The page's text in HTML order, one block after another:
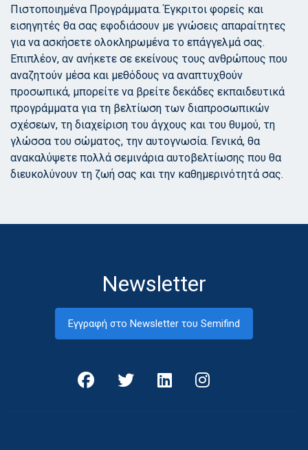
Πιστοποιημένα Προγράμματα. Έγκριτοι φορείς και
εισηγητές θα σας εφοδιάσουν με γνώσεις απαραίτητες
για να ασκήσετε ολοκληρωμένα το επάγγελμά σας.
Επιπλέον, αν ανήκετε σε εκείνους τους ανθρώπους που
αναζητούν μέσα και μεθόδους να αναπτυχθούν
προσωπικά, μπορείτε να βρείτε δεκάδες εκπαιδευτικά
προγράμματα για τη βελτίωση των διαπροσωπικών
σχέσεων, τη διαχείριση του άγχους και του θυμού, τη
γλώσσα του σώματος, την αυτογνωσία. Γενικά, θα
ανακαλύψετε πολλά σεμινάρια αυτοβελτίωσης που θα
διευκολύνουν τη ζωή σας και την καθημερινότητά σας.
Newsletter
Εγγραφή στο Newsletter του Semifind